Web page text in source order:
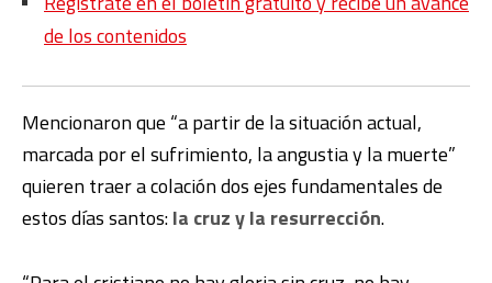
de los contenidos
Mencionaron que “a partir de la situación actual,
marcada por el sufrimiento, la angustia y la muerte”
quieren traer a colación dos ejes fundamentales de
estos días santos:la cruz y la resurrección.